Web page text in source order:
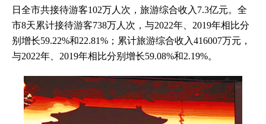
日全市共接待游客102万人次，旅游综合收入7.3亿元。全
市8天累计接待游客738万人次，与2022年、2019年相比分
别增长59.22%和22.81%；累计旅游综合收入416007万元，
与2022年、2019年相比分别增长59.08%和2.19%。